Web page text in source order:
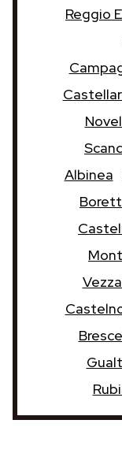
Reggio
Albinea